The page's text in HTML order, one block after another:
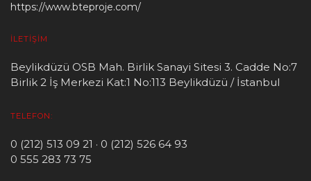
https://www.bteproje.com/
İLETIŞIM
Beylikdüzü OSB Mah. Birlik Sanayi Sitesi 3. Cadde No:7
Birlik 2 İş Merkezi Kat:1 No:113 Beylikdüzü / İstanbul
TELEFON:
0 (212) 513 09 21 · 0 (212) 526 64 93
0 555 283 73 75